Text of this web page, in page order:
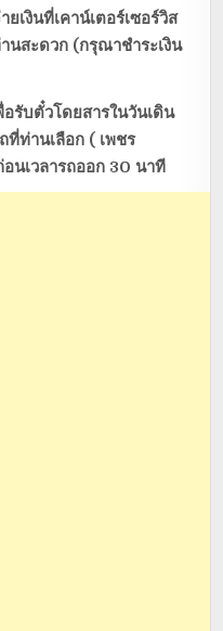
ยเงินที่เคาน์เตอร์เซอร์วิส
นสะดวก (กรุณาชำระเงิน
อรับตั๋วโดยสารในวันเดิน
ท่านเลือก ( เพชร
นเวลารถออก 30 นาที